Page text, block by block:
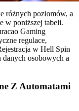
różnych poziomów, a
w poniższej tabeli.
Gaming
regulace,
w Hell Spin
danych osobowych a
Z Automatami